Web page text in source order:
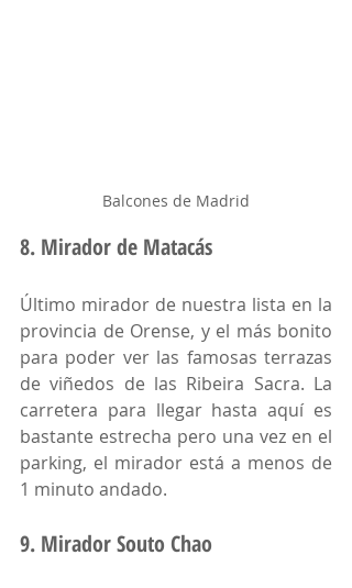
Balcones de Madrid
8. Mirador de Matacás
Último mirador de nuestra lista en la
provincia de Orense, y el más bonito
para poder ver las famosas terrazas
de viñedos de las Ribeira Sacra. La
carretera para llegar hasta aquí es
bastante estrecha pero una vez en el
parking, el mirador está a menos de
1 minuto andado.
9. Mirador Souto Chao